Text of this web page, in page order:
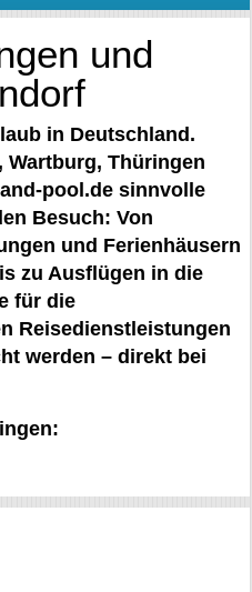
und
in Deutschland.
Wartburg, Thüringen
pool.de sinnvolle
Besuch: Von
und Ferienhäusern
zu Ausflügen in die
für die
Reisedienstleistungen
werden – direkt bei